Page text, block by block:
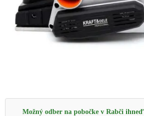
Možný odber na pobočke v Rabči ihneď